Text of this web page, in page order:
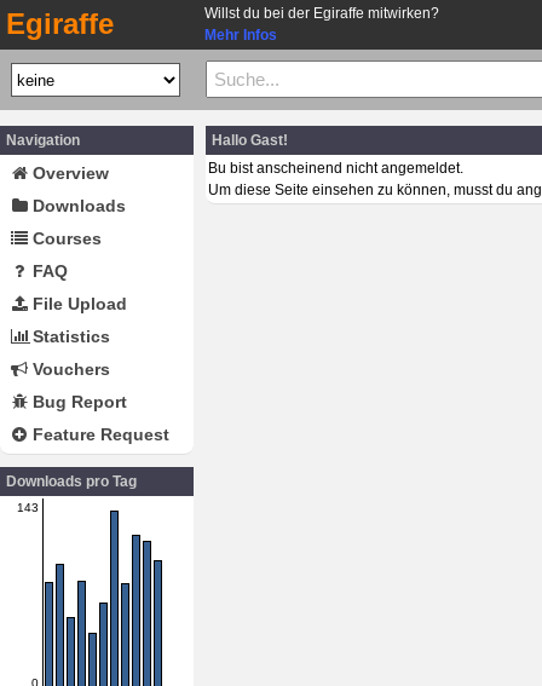
Egiraffe
Willst du bei der Egiraffe mitwirken?
Mehr Infos
Navigation
Overview
Downloads
Courses
FAQ
File Upload
Statistics
Vouchers
Bug Report
Feature Request
Downloads pro Tag
143
0
Hallo Gast!
Bu bist anscheinend nicht angemeldet.
Um diese Seite einsehen zu können, musst du